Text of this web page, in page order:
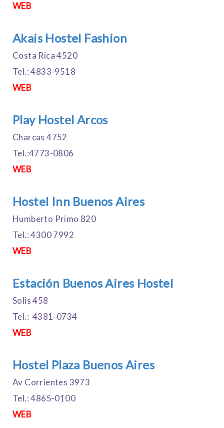
WEB
Akais Hostel Fashion
Costa Rica 4520
Tel.: 4833-9518
WEB
Play Hostel Arcos
Charcas 4752
Tel.:4773-0806
WEB
Hostel Inn Buenos Aires
Humberto Primo 820
Tel.: 4300 7992
WEB
Estación Buenos Aires Hostel
Solis 458
Tel.: 4381-0734
WEB
Hostel Plaza Buenos Aires
Av Corrientes 3973
Tel.: 4865-0100
WEB